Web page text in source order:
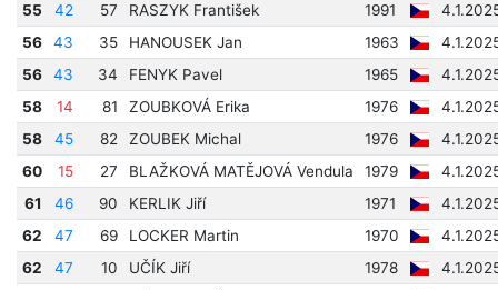
55
42 57 RASZYK František 1991
56
43 35 HANOUSEK Jan 1963
56
43 34 FENYK Pavel 1965
58
14 81 ZOUBKOVÁ Erika 1976
58
45 82 ZOUBEK Michal 1976
60
15 27 BLAŽKOVÁ MATĚJOVÁ Vendula 1979
61
46 90 KERLIK Jiří 1971
62
47 69 LOCKER Martin 1970
62
47 10 UČÍK Jiří 1978